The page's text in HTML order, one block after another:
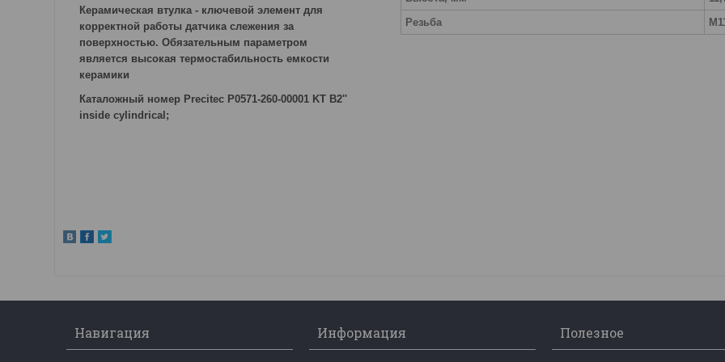
Керамическая втулка - ключевой элемент для
корректной работы датчика слежения за
поверхностью. Обязательным параметром
является высокая термостабильность емкости
керамики
Каталожный номер Precitec P0571-260-00001 KT B2''
inside cylindrical;
Резьба
Навигация Информация Полезное